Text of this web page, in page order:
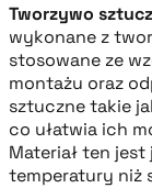
Tworzywo
wykonane z
stosowane ze
montażu oraz
sztuczne takie
co ułatwia ich
Materiał ten
temperatury niż